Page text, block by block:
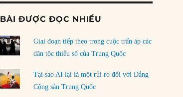
Dương
03/08/2026
Đặt cược vào thất bại: Các quỹ đầu tư mạo
hiểm quốc gia và khía cạnh chính trị của vốn
BÀI ĐƯỢC ĐỌC NHIỀU
Giai đoạn tiếp theo trong cuộc trấn áp các
dân tộc thiểu số của Trung Quốc
Tại sao AI lại là một rủi ro đối với Đảng
Cộng sản Trung Quốc